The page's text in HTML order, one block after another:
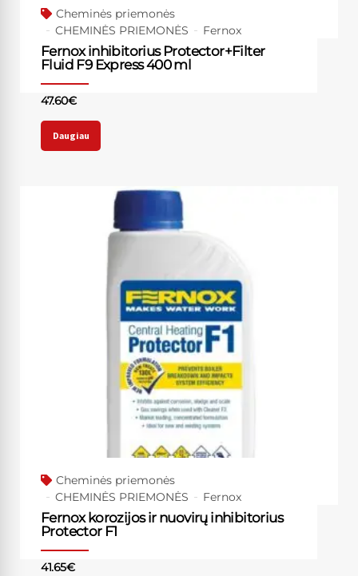
Cheminės priemonės
CHEMINĖS PRIEMONĖS
Fernox
Fernox inhibitorius Protector+Filter
Fluid F9 Express 400 ml
47.60€
Daugiau
Cheminės priemonės
CHEMINĖS PRIEMONĖS
Fernox
Fernox korozijos ir nuovirų inhibitorius
Protector F1
41.65€